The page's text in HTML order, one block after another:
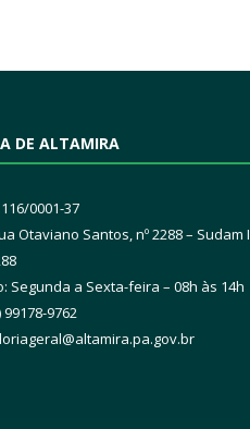
DE ALTAMIRA
0001-37
Otaviano Santos, nº 2288 – Sudam I
Segunda a Sexta-feira – 08h às 14h
9762
gov.br